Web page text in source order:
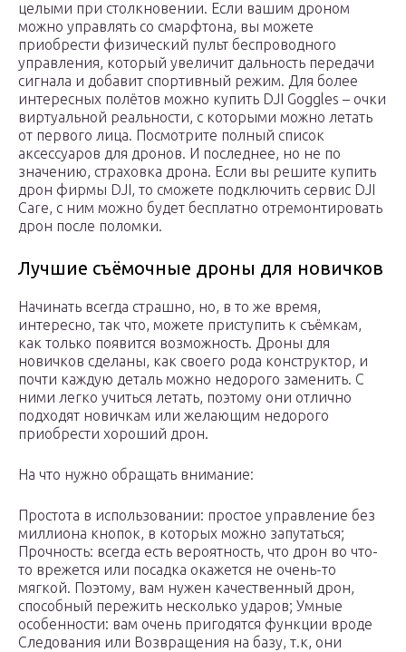
целыми при столкновении. Если вашим дроном
можно управлять со смарфтона, вы можете
приобрести физический пульт беспроводного
управления, который увеличит дальность передачи
сигнала и добавит спортивный режим. Для более
интересных полётов можно купить DJI Goggles – очки
виртуальной реальности, с которыми можно летать
от первого лица. Посмотрите полный список
аксессуаров для дронов. И последнее, но не по
значению, страховка дрона. Если вы решите купить
дрон фирмы DJI, то сможете подключить сервис DJI
Care, с ним можно будет бесплатно отремонтировать
дрон после поломки.
Лучшие съёмочные дроны для новичков
Начинать всегда страшно, но, в то же время,
интересно, так что, можете приступить к съёмкам,
как только появится возможность. Дроны для
новичков сделаны, как своего рода конструктор, и
почти каждую деталь можно недорого заменить. С
ними легко учиться летать, поэтому они отлично
подходят новичкам или желающим недорого
приобрести хороший дрон.
На что нужно обращать внимание:
Простота в использовании: простое управление без
миллиона кнопок, в которых можно запутаться;
Прочность: всегда есть вероятность, что дрон во что-
то врежется или посадка окажется не очень-то
мягкой. Поэтому, вам нужен качественный дрон,
способный пережить несколько ударов; Умные
особенности: вам очень пригодятся функции вроде
Следования или Возвращения на базу, т.к, они